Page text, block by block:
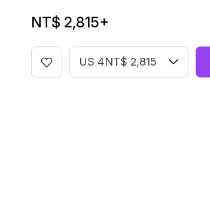
NT$ 2,815+
US 4NT$ 2,815